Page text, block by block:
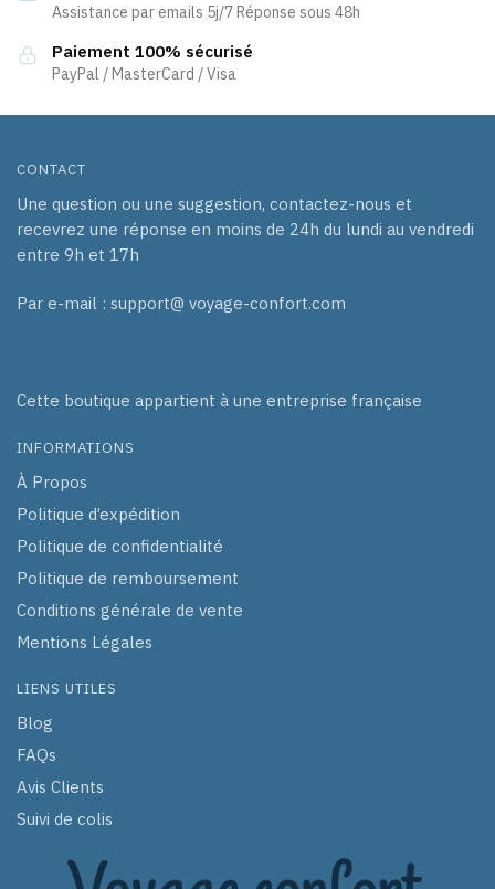
Assistance par emails 5j/7 Réponse sous 48h
Paiement 100% sécurisé
PayPal / MasterCard / Visa
CONTACT
Une question ou une suggestion, contactez-nous et
recevrez une réponse en moins de 24h du lundi au vendredi
entre 9h et 17h
Par e-mail : support@ voyage-confort.com
Cette boutique appartient à une entreprise française
INFORMATIONS
À Propos
Politique d’expédition
Politique de confidentialité
Politique de remboursement
Conditions générale de vente
Mentions Légales
LIENS UTILES
Blog
FAQs
Avis Clients
Suivi de colis